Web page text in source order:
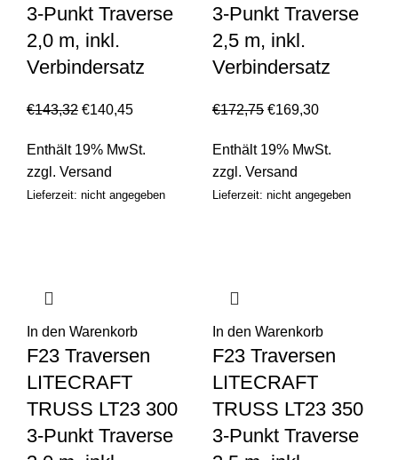
3-Punkt Traverse
2,0 m, inkl.
Verbindersatz
€143,32 €140,45
Enthält 19% MwSt.
zzgl. Versand
Lieferzeit: nicht angegeben
3-Punkt Traverse
2,5 m, inkl.
Verbindersatz
€172,75 €169,30
Enthält 19% MwSt.
zzgl. Versand
Lieferzeit: nicht angegeben
In den Warenkorb
F23 Traversen
LITECRAFT
TRUSS LT23 300
3-Punkt Traverse
In den Warenkorb
F23 Traversen
LITECRAFT
TRUSS LT23 350
3-Punkt Traverse